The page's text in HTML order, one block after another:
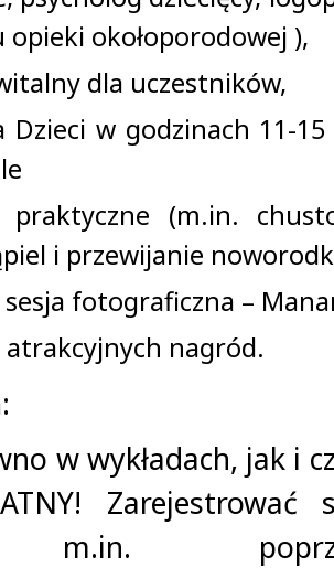
okołoporodowej ),
dla uczestników,
Dzieci w godzinach 11-
praktyczne (m.in.
i przewijanie
sesja fotograficzna –
atrakcyjnych nagród.
:
w wykładach, jak i
m.in.